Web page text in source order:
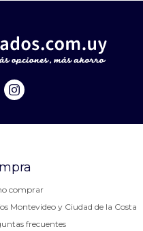

comprar
Montevideo y Ciudad de la Costa
frecuentes